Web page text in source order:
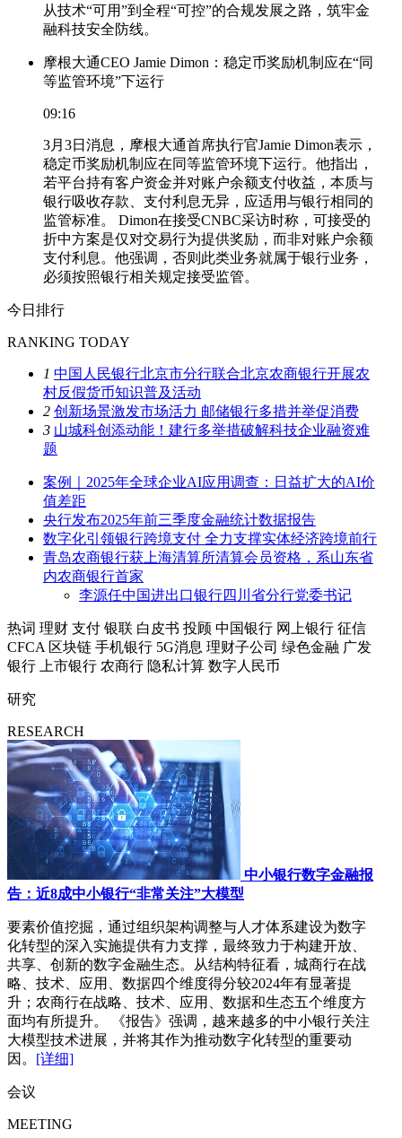
从技术“可用”到全程“可控”的合规发展之路，筑牢金
融科技安全防线。
摩根大通CEO Jamie Dimon：稳定币奖励机制应在“同
等监管环境”下运行
09:16
3月3日消息，摩根大通首席执行官Jamie Dimon表示，
稳定币奖励机制应在同等监管环境下运行。他指出，
若平台持有客户资金并对账户余额支付收益，本质与
银行吸收存款、支付利息无异，应适用与银行相同的
监管标准。 Dimon在接受CNBC采访时称，可接受的
折中方案是仅对交易行为提供奖励，而非对账户余额
支付利息。他强调，否则此类业务就属于银行业务，
必须按照银行相关规定接受监管。
今日排行
RANKING TODAY
1 中国人民银行北京市分行联合北京农商银行开展农
村反假货币知识普及活动
2 创新场景激发市场活力 邮储银行多措并举促消费
3 山城科创添动能！建行多举措破解科技企业融资难
题
案例｜2025年全球企业AI应用调查：日益扩大的AI价
值差距
央行发布2025年前三季度金融统计数据报告
数字化引领银行跨境支付 全力支撑实体经济跨境前行
青岛农商银行获上海清算所清算会员资格，系山东省
内农商银行首家
李源任中国进出口银行四川省分行党委书记
热词 理财 支付 银联 白皮书 投顾 中国银行 网上银行 征信
CFCA 区块链 手机银行 5G消息 理财子公司 绿色金融 广发
银行
上市银行 农商行 隐私计算 数字人民币
研究
RESEARCH
中小银行数字金融报
告：近8成中小银行“非常关注”大模型
要素价值挖掘，通过组织架构调整与人才体系建设为数字
化转型的深入实施提供有力支撑，最终致力于构建开放、
共享、创新的数字金融生态。从结构特征看，城商行在战
略、技术、应用、数据四个维度得分较2024年有显著提
升；农商行在战略、技术、应用、数据和生态五个维度方
面均有所提升。 《报告》强调，越来越多的中小银行关注
大模型技术进展，并将其作为推动数字化转型的重要动
因。 [详细]
会议
MEETING